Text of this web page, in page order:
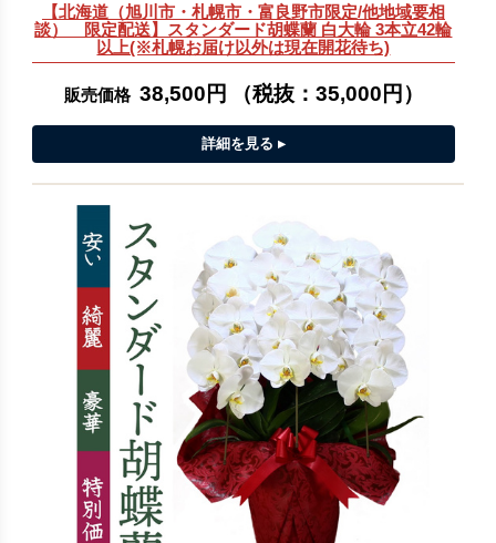
【北海道（旭川市・札幌市・富良野市限定/他地域要相
談） 限定配送】スタンダード胡蝶蘭 白大輪 3本立42輪
以上(※札幌お届け以外は現在開花待ち)
販売価格 38,500円 （税抜： 35,000円 ）